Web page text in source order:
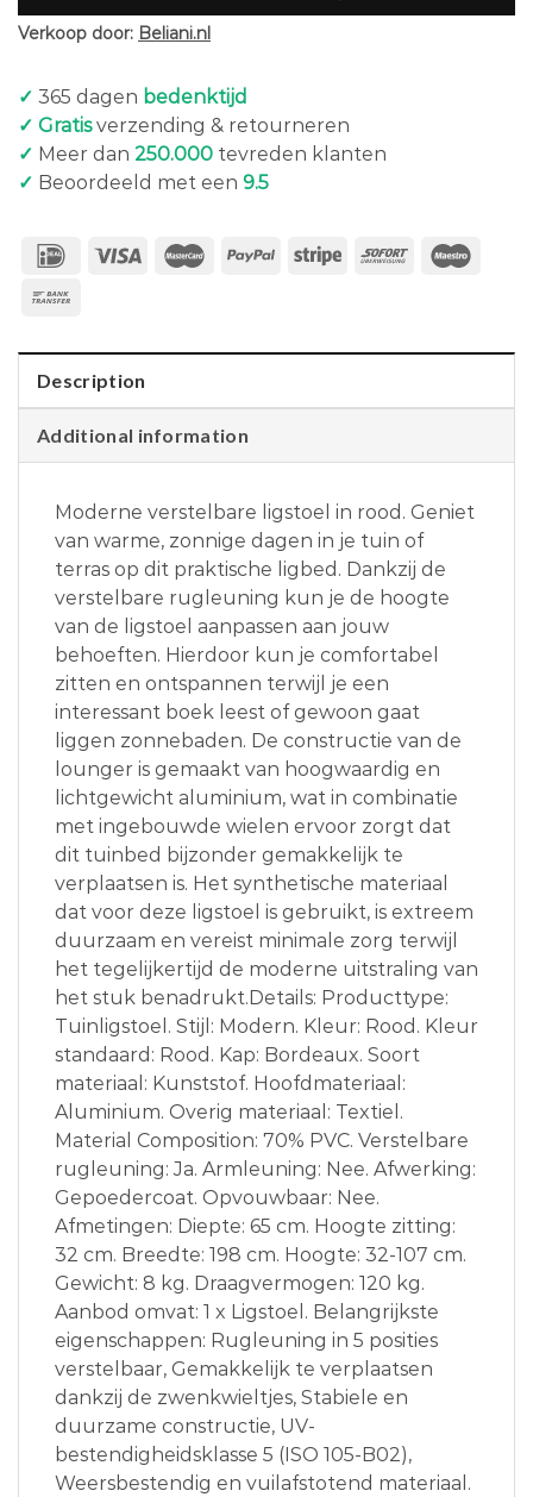
Verkoop door: Beliani.nl
✓ 365 dagen bedenktijd
✓ Gratisverzending & retourneren
✓ Meer dan 250.000 tevreden klanten
✓ Beoordeeld met een 9.5
Description
Additional information
Moderne verstelbare ligstoel in rood. Geniet
van warme, zonnige dagen in je tuin of
terras op dit praktische ligbed. Dankzij de
verstelbare rugleuning kun je de hoogte
van de ligstoel aanpassen aan jouw
behoeften. Hierdoor kun je comfortabel
zitten en ontspannen terwijl je een
interessant boek leest of gewoon gaat
liggen zonnebaden. De constructie van de
lounger is gemaakt van hoogwaardig en
lichtgewicht aluminium, wat in combinatie
met ingebouwde wielen ervoor zorgt dat
dit tuinbed bijzonder gemakkelijk te
verplaatsen is. Het synthetische materiaal
dat voor deze ligstoel is gebruikt, is extreem
duurzaam en vereist minimale zorg terwijl
het tegelijkertijd de moderne uitstraling van
het stuk benadrukt.Details: Producttype:
Tuinligstoel. Stijl: Modern. Kleur: Rood. Kleur
standaard: Rood. Kap: Bordeaux. Soort
materiaal: Kunststof. Hoofdmateriaal:
Aluminium. Overig materiaal: Textiel.
Material Composition: 70% PVC. Verstelbare
rugleuning: Ja. Armleuning: Nee. Afwerking:
Gepoedercoat. Opvouwbaar: Nee.
Afmetingen: Diepte: 65 cm. Hoogte zitting:
32 cm. Breedte: 198 cm. Hoogte: 32-107 cm.
Gewicht: 8 kg. Draagvermogen: 120 kg.
Aanbod omvat: 1 x Ligstoel. Belangrijkste
eigenschappen: Rugleuning in 5 posities
verstelbaar, Gemakkelijk te verplaatsen
dankzij de zwenkwieltjes, Stabiele en
duurzame constructie, UV-
bestendigheidsklasse 5 (ISO 105-B02),
Weersbestendig en vuilafstotend materiaal.